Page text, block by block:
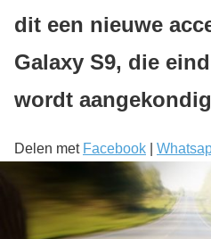
dit een nieuwe
Galaxy S9, die
wordt
Delen met Facebook